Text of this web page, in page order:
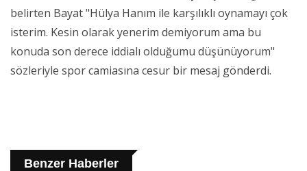
belirten Bayat "Hülya Hanım ile karşılıklı oynamayı çok
isterim. Kesin olarak yenerim demiyorum ama bu
konuda son derece iddialı olduğumu düşünüyorum"
sözleriyle spor camiasına cesur bir mesaj gönderdi.
Benzer Haberler